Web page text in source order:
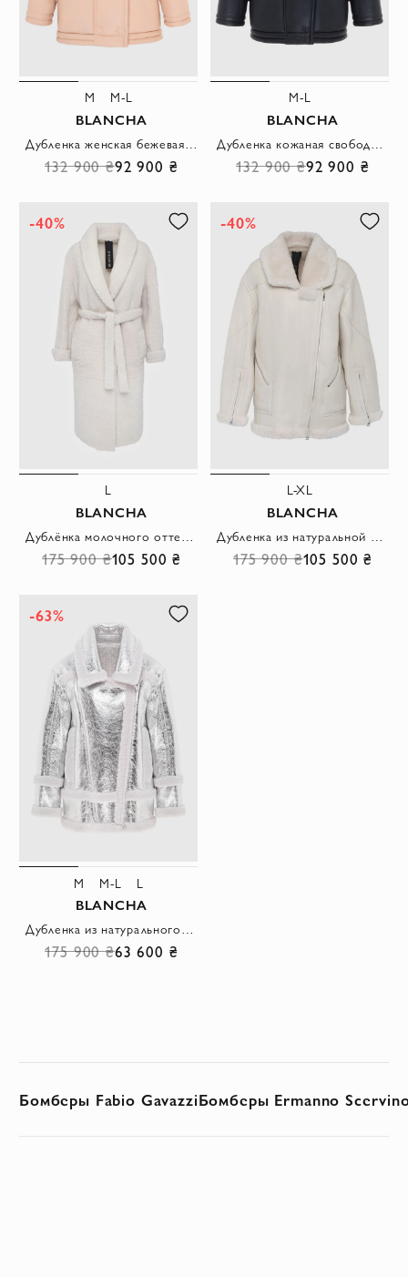
M M-L
BLANCHA
132 900 ₴92 900 ₴
M-L
BLANCHA
132 900 ₴92 900 ₴
-40%
L
BLANCHA
175 900 ₴105 500 ₴
-40%
L-XL
BLANCHA
175 900 ₴105 500 ₴
-63%
M M-L L
BLANCHA
Дубленка из натурального меха и кожи серая женская
175 900 ₴63 600 ₴
Бомберы Fabio GavazziБомберы Ermanno